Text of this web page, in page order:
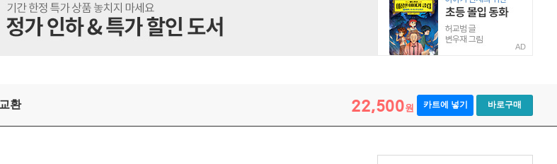
AD
환 22,500원 카트에 넣기 바로구매